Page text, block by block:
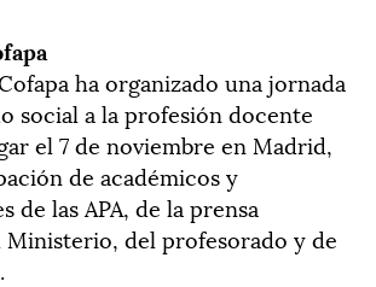
ha organizado una jornada
social a la profesión docente
el 7 de noviembre en Madrid,
de académicos y
de las APA, de la prensa
Ministerio, del profesorado y de